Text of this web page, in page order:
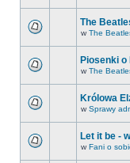
The
w The
Piosenki
w The
Królowa
w Sprawy
Let it be -
w Fani o